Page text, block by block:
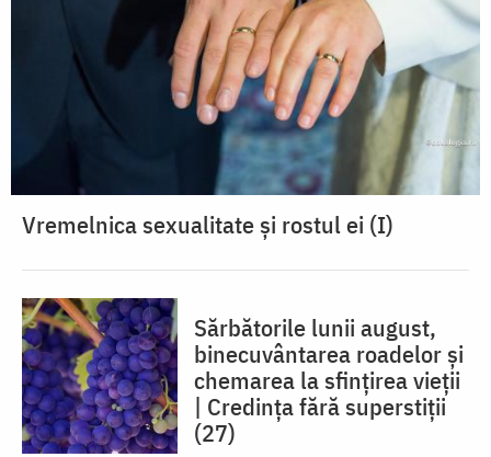
Vremelnica sexualitate și rostul ei (I)
Sărbătorile lunii august,
binecuvântarea roadelor și
chemarea la sfințirea vieții
| Credința fără superstiții
(27)